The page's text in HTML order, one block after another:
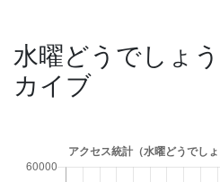
水曜どうでしょ
カイブ